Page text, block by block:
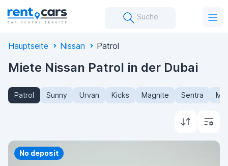
Suche
Hauptseite Nissan Patrol
Miete Nissan Patrol in der Dubai
Patrol Sunny Urvan Kicks Magnite Sentra
Priority
No deposit